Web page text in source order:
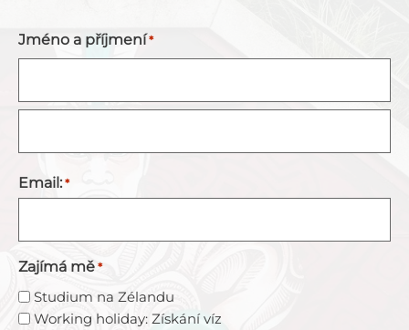
Jméno a příjmení *
Email: *
Zajímá mě *
Studium na Zélandu
Working holiday: Získání víz